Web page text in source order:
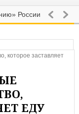
России‍ РОССИЯ
ЕДУ